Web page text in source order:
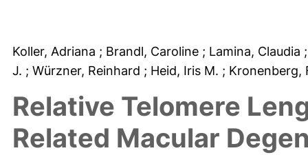
Koller, Adriana ; Brandl, Caroline ; Lamina, Claudia
J. ; Würzner, Reinhard ; Heid, Iris M. ; Kronenberg,
Relative Telomere
Related Macular